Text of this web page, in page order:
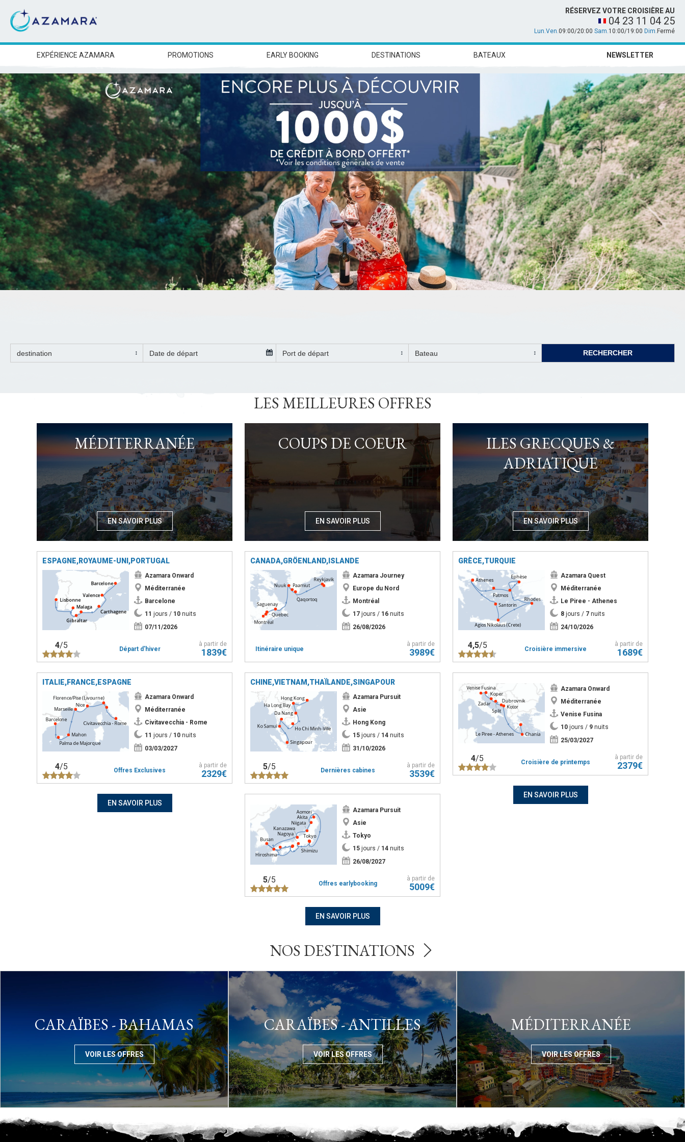
RÉSERVEZ VOTRE CROISIÈRE AU
04 23 11 04 25
Lun.Ven.09:00/20:00 Sam.10:00/19:00 Dim. Fermé
EXPÉRIENCE AZAMARA PROMOTIONS EARLY BOOKING DESTINATIONS BATEAUX NEWSLETTER
LES MEILLEURES OFFRES
MÉDITERRANÉE
EN SAVOIR PLUS
ESPAGNE,ROYAUME-UNI,PORTUGAL
Azamara Onward
Méditerranée
Barcelone
11 jours / 10 nuits
07/11/2026
4/5 Départ d'hiver
à partir de
1839€
ITALIE,FRANCE,ESPAGNE
Azamara Onward
Méditerranée
Civitavecchia - Rome
11 jours / 10 nuits
03/03/2027
4/5 Offres Exclusives
à partir de
2329€
EN SAVOIR PLUS
COUPS DE COEUR
EN SAVOIR PLUS
CANADA,GRÖENLAND,ISLANDE
Azamara Journey
Europe du Nord
Montréal
17 jours / 16 nuits
26/08/2026
Itinéraire unique
à partir de
3989€
CHINE,VIETNAM,THAÏLANDE,SINGAPOUR
Azamara Pursuit
Asie
Hong Kong
15 jours / 14 nuits
31/10/2026
5/5 Dernières cabines
à partir de
3539€
Azamara Pursuit
Asie
Tokyo
15 jours / 14 nuits
26/08/2027
5/5 Offres earlybooking
à partir de
5009€
EN SAVOIR PLUS
ILES GRECQUES &
ADRIATIQUE
EN SAVOIR PLUS
GRÈCE,TURQUIE
Azamara Quest
Méditerranée
Le Piree - Athenes
8 jours / 7 nuits
24/10/2026
4,5/5 Croisière immersive
à partir de
1689€
Azamara Onward
Méditerranée
Venise Fusina
10 jours / 9 nuits
25/03/2027
4/5 Croisière de printemps
à partir de
2379€
EN SAVOIR PLUS
NOS DESTINATIONS
CARAÏBES - BAHAMAS
VOIR LES OFFRES
CARAÏBES - ANTILLES
VOIR LES OFFRES
MÉDITERRANÉE
VOIR LES OFFRES